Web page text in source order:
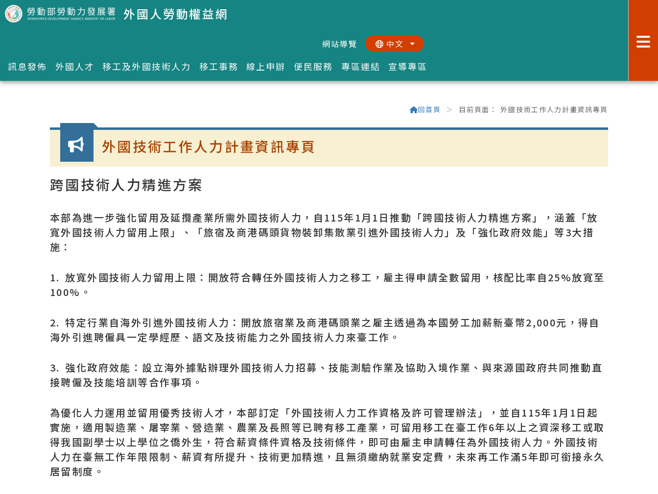
跳到主要內容區塊 外國人勞動權益網
:::網站導覽 中文
訊息發佈 外國人才 移工及外國技術人力 移工事務 線上申辦 便民服務 專區連結 宣導專區
回首頁 目前頁面： 外國技術工作人力計畫資訊專頁
外國技術工作人力計畫資訊專頁
跨國技術人力精進方案
本部為進一步強化留用及延攬產業所需外國技術人力，自115年1月1日推動「跨國技術人力精進方案」，涵蓋「放
寬外國技術人力留用上限」、「旅宿及商港碼頭貨物裝卸集散業引進外國技術人力」及「強化政府效能」等3大措
施：
1. 放寬外國技術人力留用上限：開放符合轉任外國技術人力之移工，雇主得申請全數留用，核配比率自25%放寬至
100%。
2. 特定行業自海外引進外國技術人力：開放旅宿業及商港碼頭業之雇主透過為本國勞工加薪新臺幣2,000元，得自
海外引進聘僱具一定學經歷、語文及技術能力之外國技術人力來臺工作。
3. 強化政府效能：設立海外據點辦理外國技術人力招募、技能測驗作業及協助入境作業、與來源國政府共同推動直
接聘僱及技能培訓等合作事項。
為優化人力運用並留用優秀技術人才，本部訂定「外國技術人力工作資格及許可管理辦法」，並自115年1月1日起
實施，適用製造業、屠宰業、營造業、農業及長照等已聘有移工產業，可留用移工在臺工作6年以上之資深移工或取
得我國副學士以上學位之僑外生，符合薪資條件資格及技術條件，即可由雇主申請轉任為外國技術人力。外國技術
人力在臺無工作年限限制、薪資有所提升、技術更加精進，且無須繳納就業安定費，未來再工作滿5年即可銜接永久
居留制度。